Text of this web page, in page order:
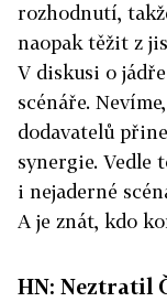
rozhodnutí,
naopak těžit z
V diskusi o
scénáře.
dodavatelů
synergie. Vedle
i nejaderné
A je znát, kdo
HN: Neztratil